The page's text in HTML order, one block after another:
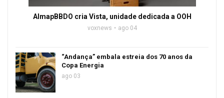
AlmapBBDO cria Vista, unidade dedicada a OOH
voxnews ago 04
“Andança” embala estreia dos 70 anos da
Copa Energia
ago 03